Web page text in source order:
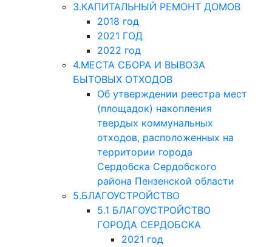
3.КАПИТАЛЬНЫЙ РЕМОНТ ДОМОВ
2018 год
2021 ГОД
2022 год
4.МЕСТА СБОРА И ВЫВОЗА
БЫТОВЫХ ОТХОДОВ
Об утверждении реестра мест
(площадок) накопления
твердых коммунальных
отходов, расположенных на
территории города
Сердобска Сердобского
района Пензенской области
5.БЛАГОУСТРОЙСТВО
5.1 БЛАГОУСТРОЙСТВО
ГОРОДА СЕРДОБСКА
2021 год